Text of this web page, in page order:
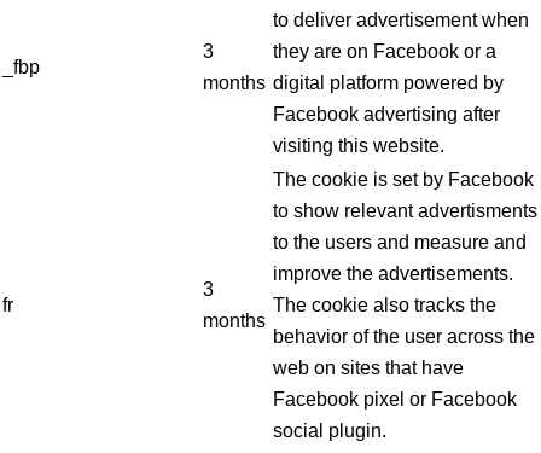
_fbp
3
months
to deliver advertisement when
they are on Facebook or a
digital platform powered by
Facebook advertising after
visiting this website.
fr
3
months
The cookie is set by Facebook
to show relevant advertisments
to the users and measure and
improve the advertisements.
The cookie also tracks the
behavior of the user across the
web on sites that have
Facebook pixel or Facebook
social plugin.